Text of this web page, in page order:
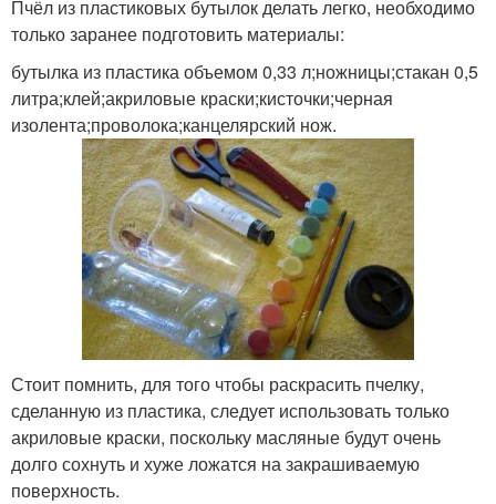
Пчёл из пластиковых бутылок делать легко, необходимо
только заранее подготовить материалы:
бутылка из пластика объемом 0,33 л;ножницы;стакан 0,5
литра;клей;акриловые краски;кисточки;черная
изолента;проволока;канцелярский нож.
Стоит помнить, для того чтобы раскрасить пчелку,
сделанную из пластика, следует использовать только
акриловые краски, поскольку масляные будут очень
долго сохнуть и хуже ложатся на закрашиваемую
поверхность.